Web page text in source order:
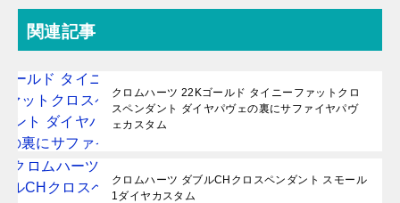
関連記事
クロムハーツ 22Kゴールド タイニーファットクロ
スペンダント ダイヤパヴェの裏にサファイヤパヴ
ェカスタム
クロムハーツ ダブルCHクロスペンダント スモール
1ダイヤカスタム